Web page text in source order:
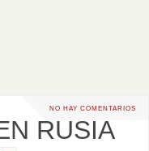
NO HAY COMENTARIOS
RUSIA